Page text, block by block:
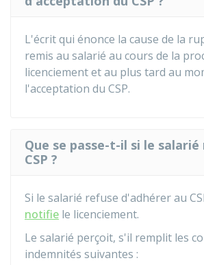
L'écrit qui énonce la cause de la
remis au salarié au cours de la
licenciement et au plus tard au
l'acceptation du CSP.
Que se passe-t-il si le
CSP ?
Si le salarié refuse d'adhérer au
notifie le licenciement.
Le salarié perçoit, s'il remplit les
indemnités suivantes :